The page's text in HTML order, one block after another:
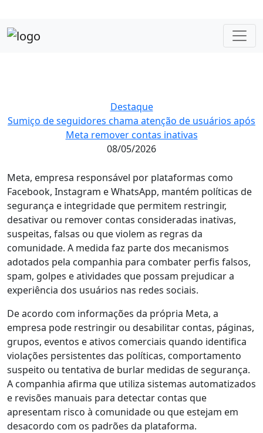
Destaque
Sumiço de seguidores chama atenção de usuários após
Meta remover contas inativas
08/05/2026
Meta, empresa responsável por plataformas como
Facebook, Instagram e WhatsApp, mantém políticas de
segurança e integridade que permitem restringir,
desativar ou remover contas consideradas inativas,
suspeitas, falsas ou que violem as regras da
comunidade. A medida faz parte dos mecanismos
adotados pela companhia para combater perfis falsos,
spam, golpes e atividades que possam prejudicar a
experiência dos usuários nas redes sociais.
De acordo com informações da própria Meta, a
empresa pode restringir ou desabilitar contas, páginas,
grupos, eventos e ativos comerciais quando identifica
violações persistentes das políticas, comportamento
suspeito ou tentativa de burlar medidas de segurança.
A companhia afirma que utiliza sistemas automatizados
e revisões manuais para detectar contas que
apresentam risco à comunidade ou que estejam em
desacordo com os padrões da plataforma.